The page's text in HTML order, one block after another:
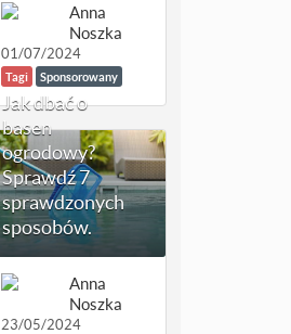
Anna
Noszka
01/07/2024
Tagi Sponsorowany
Jak dbać o
basen
ogrodowy?
Sprawdź 7
sprawdzonych
sposobów.
Anna
Noszka
23/05/2024